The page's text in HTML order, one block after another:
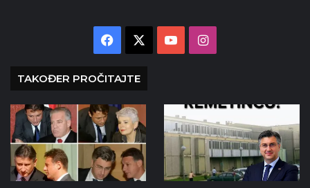
Facebook YouTubeInstagram
TAKOĐER PROČITAJTE